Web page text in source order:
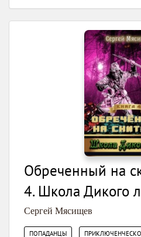
Обреченный на
4. Школа Дикого
Сергей Мясищев
ПОПАДАНЦЫ